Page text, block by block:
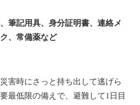
筆記用具、身分証明書、連絡メ
、常備薬など
害時にさっと持ち出して逃げら
最低限の備えで、避難して1日目